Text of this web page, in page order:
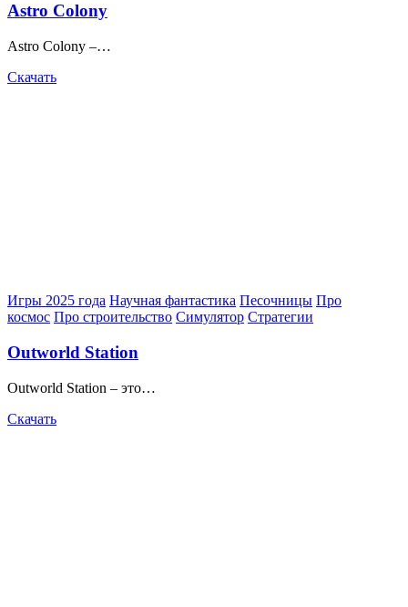
Astro Colony
Astro Colony –…
Скачать
Posted
in
Игры 2025 года Научная фантастика Песочницы Про
космос Про строительство Симулятор Стратегии
Outworld Station
Outworld Station – это…
Скачать